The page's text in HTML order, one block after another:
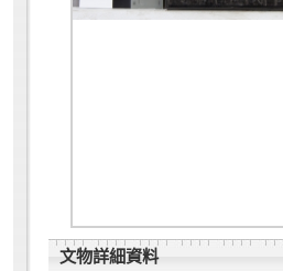
文物詳細資料